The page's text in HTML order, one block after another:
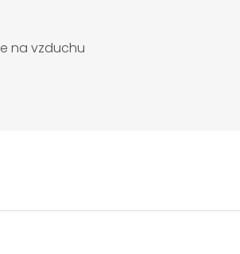
na vzduchu